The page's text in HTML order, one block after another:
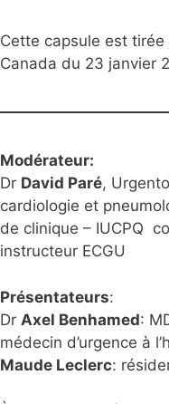
Cette capsule est
Canada du 23 janvier
Modérateur:
Dr David Paré,
cardiologie et
de clinique – IUCPQ
instructeur
Présentateurs:
Dr Axel Benhamed:
médecin d’urgence à
Maude Leclerc: